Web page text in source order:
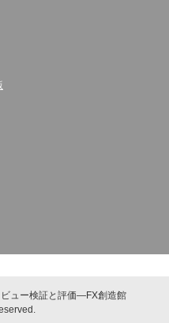
ュー検証と評価―FX創造館